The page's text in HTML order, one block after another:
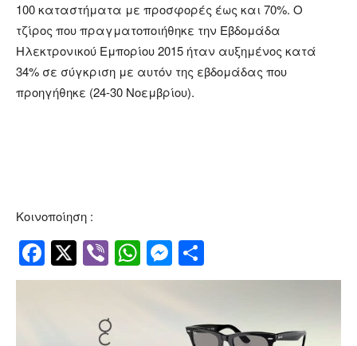
100 καταστήματα με προσφορές έως και 70%. Ο
τζίρος που πραγματοποιήθηκε την Εβδομάδα
Ηλεκτρονικού Εμπορίου 2015 ήταν αυξημένος κατά
34% σε σύγκριση με αυτόν της εβδομάδας που
προηγήθηκε (24-30 Νοεμβρίου).
Κοινοποίηση :
Facebook
Twitter
ViberWhatsApp
Messenger